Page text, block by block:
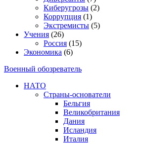
Киберугрозы (2)
Коррупция (1)
Экстремисты (5)
Учения (26)
Россия (15)
Экономика (6)
Военный обозреватель
НАТО
Страны-основатели
Бельгия
Великобритания
Дания
Исландия
Италия